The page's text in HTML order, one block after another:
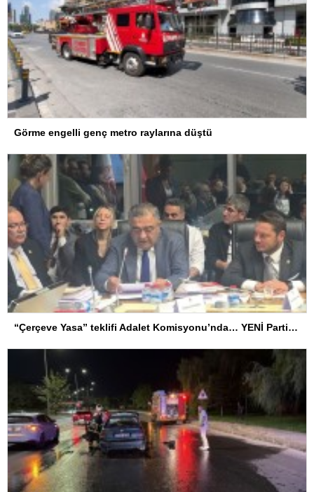
Görme engelli genç metro raylarına düştü
“Çerçeve Yasa” teklifi Adalet Komisyonu’nda… YENİ Partili Tanrıkulu: Bir insana ‘Silahını bırak, ülkene dön, siyasal ve toplumsal hayata katıl’ diyorsanız, o insan kapıdan içeri girdiğinde başına ne geleceğini bilmelidir